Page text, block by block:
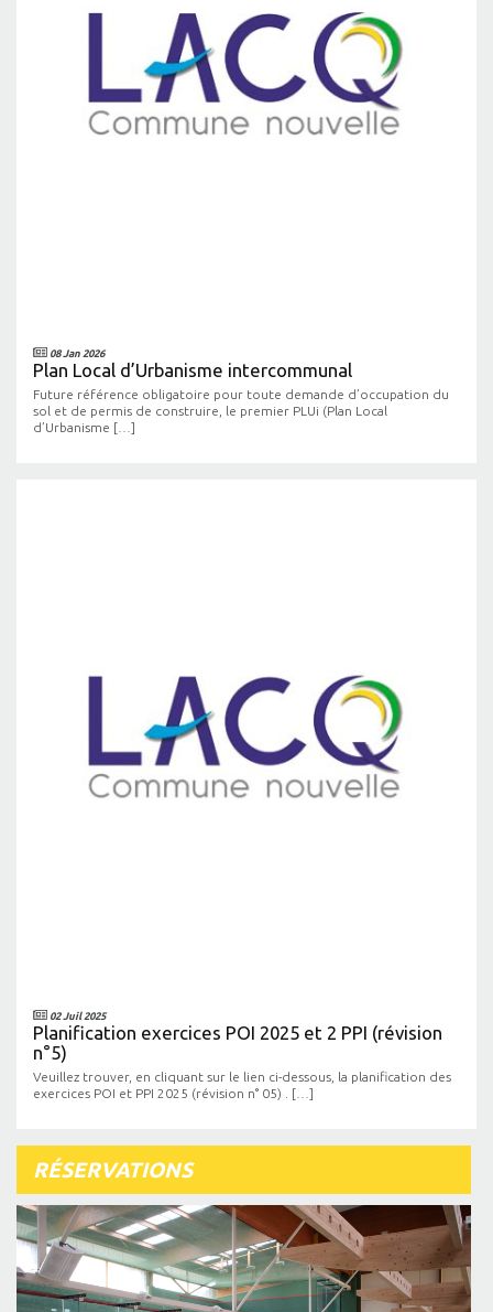
08 Jan 2026
Plan Local d’Urbanisme intercommunal
Future référence obligatoire pour toute demande d’occupation du
sol et de permis de construire, le premier PLUi (Plan Local
d’Urbanisme […]
02 Juil 2025
Planification exercices POI 2025 et 2 PPI (révision
n°5)
Veuillez trouver, en cliquant sur le lien ci-dessous, la planification des
exercices POI et PPI 2025 (révision n° 05) . […]
RÉSERVATIONS